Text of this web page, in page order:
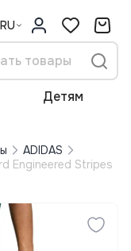
RU
Детям
ADIDAS
Engineered Stripes